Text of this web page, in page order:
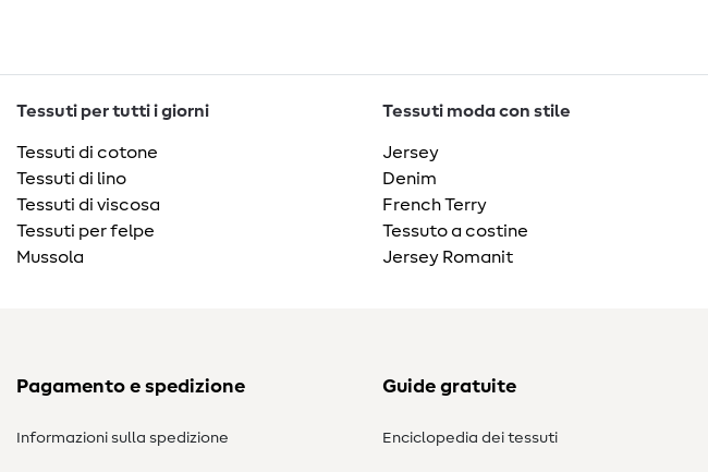
Tessuti per tutti i giorni
Tessuti di cotone
Tessuti di lino
Tessuti di viscosa
Tessuti per felpe
Mussola
Tessuti moda con stile
Jersey
Denim
French Terry
Tessuto a costine
Jersey Romanit
Pagamento e spedizione
Informazioni sulla spedizione
Guide gratuite
Enciclopedia dei tessuti